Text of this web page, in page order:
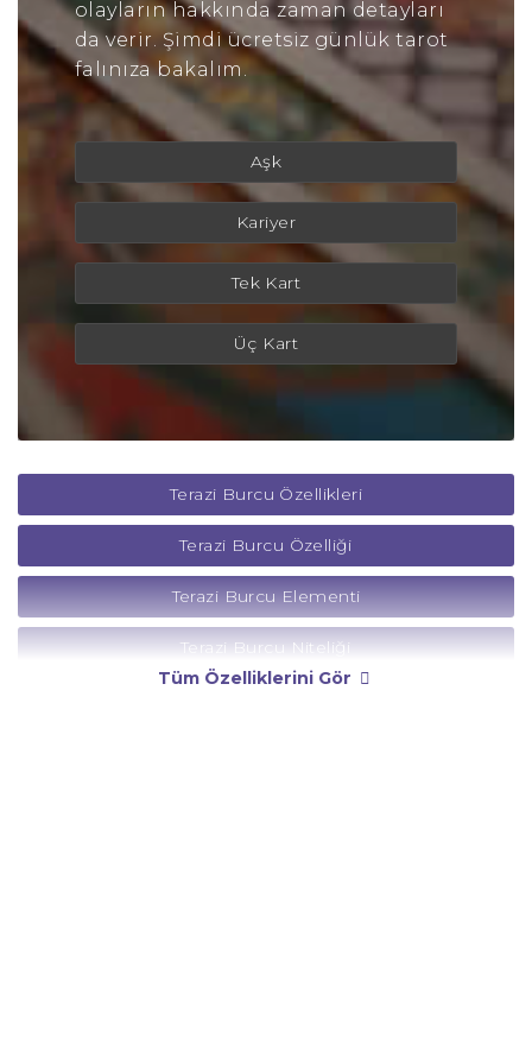
olayların hakkında zaman detayları
da verir. Şimdi ücretsiz günlük tarot
falınıza bakalım.
Aşk
Kariyer
Tek Kart
Üç Kart
Terazi Burcu Özellikleri
Terazi Burcu Özelliği
Terazi Burcu Elementi
Terazi Burcu Niteliği
Tüm Özelliklerini Gör